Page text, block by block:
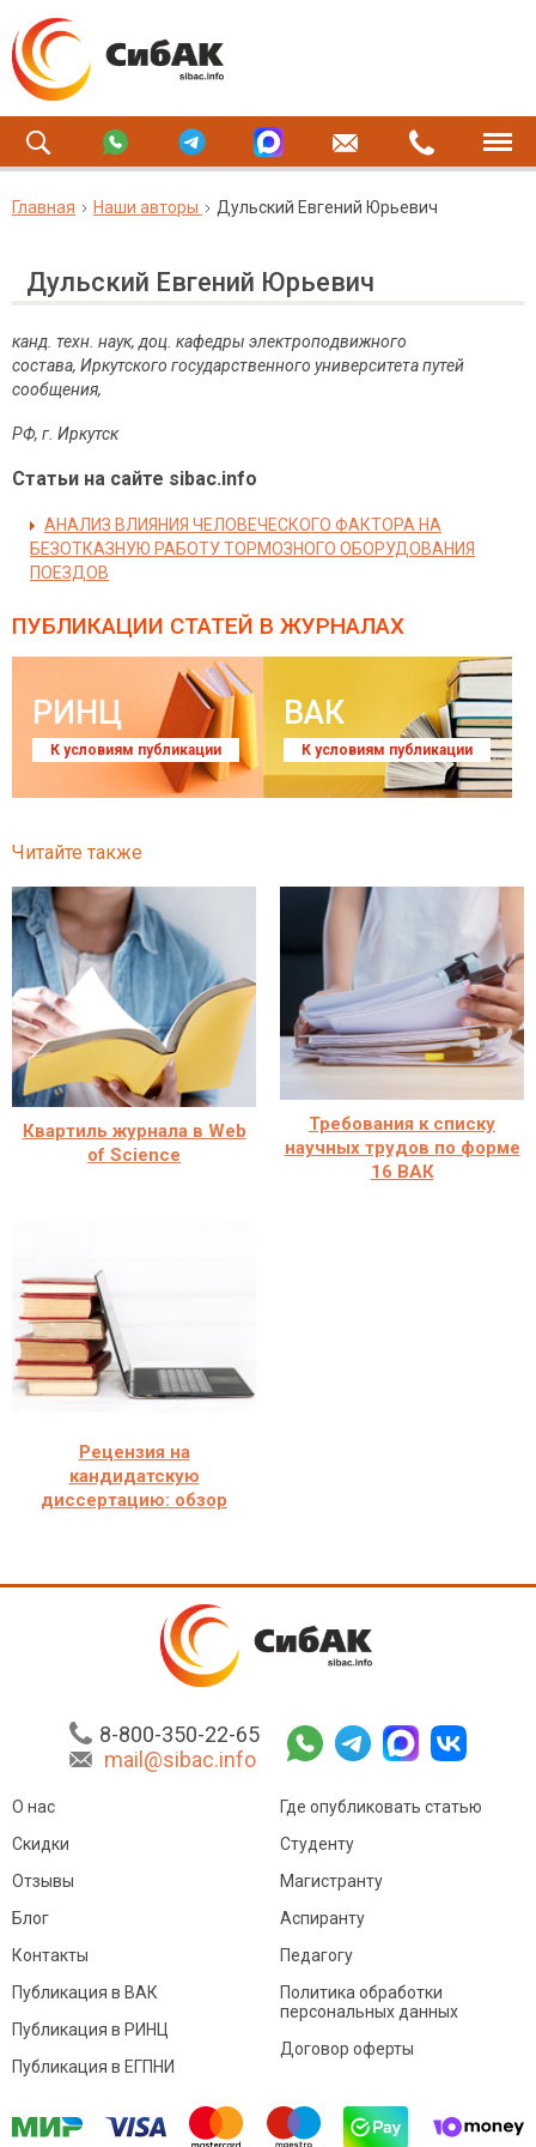
Главная Наши авторы Дульский Евгений Юрьевич
Дульский Евгений Юрьевич
канд. техн. наук, доц. кафедры электроподвижного
состава, Иркутского государственного университета путей
сообщения,
РФ, г. Иркутск
Статьи на сайте sibac.info
АНАЛИЗ ВЛИЯНИЯ ЧЕЛОВЕЧЕСКОГО ФАКТОРА НА
БЕЗОТКАЗНУЮ РАБОТУ ТОРМОЗНОГО ОБОРУДОВАНИЯ
ПОЕЗДОВ
ПУБЛИКАЦИИ СТАТЕЙ В ЖУРНАЛАХ
РИНЦ
К условиям публикации
ВАК
К условиям публикации
Читайте также
Квартиль журнала в Web
of Science
Требования к списку
научных трудов по форме
16 ВАК
Рецензия на
кандидатскую
диссертацию: обзор
8-800-350-22-65
mail@sibac.info
О нас
Скидки
Отзывы
Блог
Контакты
Где опубликовать статью
Студенту
Магистранту
Аспиранту
Педагогу
Публикация в ВАК
Публикация в РИНЦ
Публикация в ЕГПНИ
Политика обработки
персональных данных
Договор оферты